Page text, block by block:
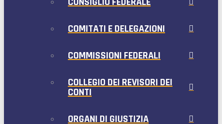
COMITATI E DELEGAZIONI
COMMISSIONI FEDERALI
COLLEGIO DEI REVISORI DEI
CONTI
ORGANI DI GIUSTIZIA